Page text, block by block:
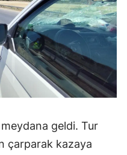
geldi. Tur
çarparak kazaya